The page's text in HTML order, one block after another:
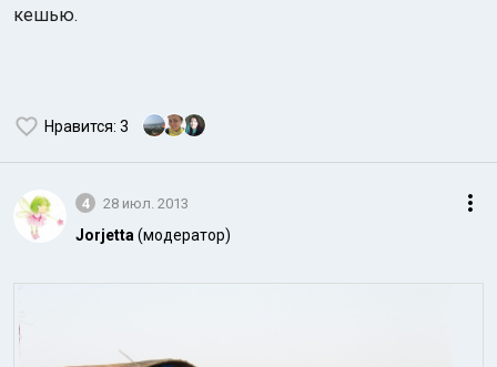
кешью.
Нравится: 3
4 28 июл. 2013
Jorjetta (модератор)